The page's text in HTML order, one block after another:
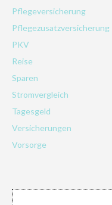
Pflegeversicherung
Pflegezusatzversicherung
PKV
Reise
Sparen
Stromvergleich
Tagesgeld
Versicherungen
Vorsorge